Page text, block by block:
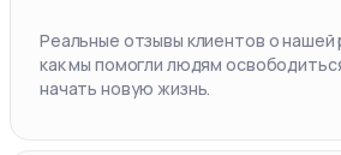
Реальные отзывы клиентов о нашей
как мы помогли людям
начать новую жизнь.